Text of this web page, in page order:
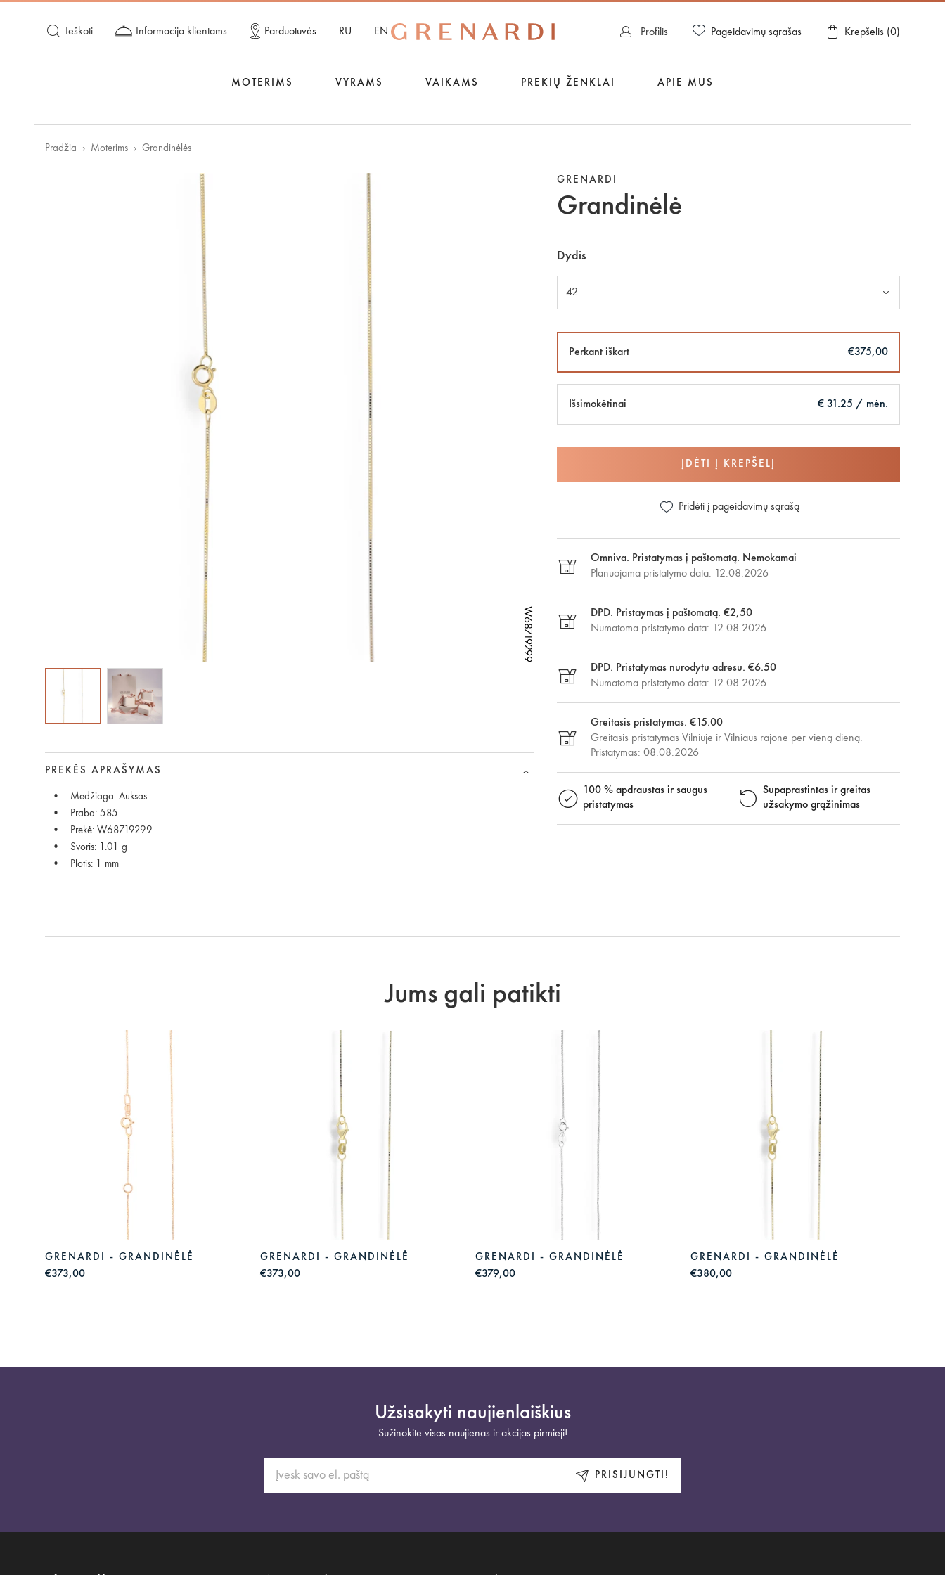
Profilis Pageidavimų sąrašas Krepšelis (0)
Ieškoti Informacija klientams Parduotuvės RU EN
MOTERIMS VYRAMS VAIKAMS PREKIŲ ŽENKLAI APIE MUS
Pradžia Moterims Grandinėlės
W68719299
W68719299
W68719299
W68719299
GRENARDI
Grandinėlė
Dydis
42
Perkant iškart €375,00
Išsimokėtinai € 31.25 / mėn.
ĮDĖTI Į KREPŠELĮ
Pridėti į pageidavimų sąrašą
Omniva. Pristatymas į paštomatą. Nemokamai
Planuojama pristatymo data: 12.08.2026
DPD. Pristaymas į paštomatą. €2,50
Numatoma pristatymo data: 12.08.2026
DPD. Pristatymas nurodytu adresu. €6.50
Numatoma pristatymo data: 12.08.2026
Greitasis pristatymas. €15.00
Greitasis pristatymas Vilniuje ir Vilniaus rajone per vieną dieną.
Pristatymas: 08.08.2026
100 % apdraustas ir saugus
pristatymas
Supaprastintas ir greitas
užsakymo grąžinimas
PREKĖS APRAŠYMAS
Medžiaga: Auksas
Praba: 585
Prekė: W68719299
Svoris: 1.01 g
Plotis: 1 mm
Jums gali patikti
GRENARDI - GRANDINĖLĖ
€373,00
GRENARDI - GRANDINĖLĖ
€373,00
GRENARDI - GRANDINĖLĖ
€379,00
GRENARDI - GRANDINĖLĖ
€380,00
Užsisakyti naujienlaiškius
Sužinokite visas naujienas ir akcijas pirmieji!
PRISIJUNGTI!